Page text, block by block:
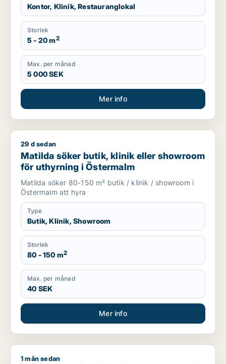
Kontor, Klinik, Restauranglokal
Storlek
5 - 20 m2
Max. per månad
5 000 SEK
Mer info
Matilda söker butik, klinik eller showroom för uthyrning i
29 d sedan
Matilda söker butik, klinik eller showroom
för uthyrning i Östermalm
Matilda söker 80-150 m² butik / klinik / showroom i
Östermalm att hyra
Type
Butik, Klinik, Showroom
Storlek
80 - 150 m2
Max. per månad
40 SEK
Mer info
Elif söker butik, klinik eller showroom för uthyrning i
1 mån sedan